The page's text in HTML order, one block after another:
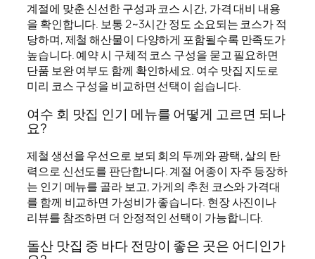
계절에 맞춘 신선한 구성과 코스 시간, 가격 대비 내용
을 확인합니다. 보통 2~3시간 정도 소요되는 코스가 적
당하며, 제철 해산물이 다양하게 포함될수록 만족도가
높습니다. 예약 시 구체적 코스 구성을 묻고 필요하면
단품 보완 여부도 함께 확인하세요. 여수 맛집 지도로
미리 코스 구성을 비교하면 선택이 쉽습니다.
여수 회 맛집 인기 메뉴를 어떻게 고르면 되나
요?
제철 생선을 우선으로 보되 회의 두께와 광택, 살의 탄
력으로 신선도를 판단합니다. 계절 어종이 자주 등장하
는 인기 메뉴를 골라 보고, 가게의 추천 코스와 가격대
를 함께 비교하면 가성비가 좋습니다. 현장 사진이나
리뷰를 참조하면 더 안정적인 선택이 가능합니다.
돌산 맛집 중 바다 전망이 좋은 곳은 어디인가